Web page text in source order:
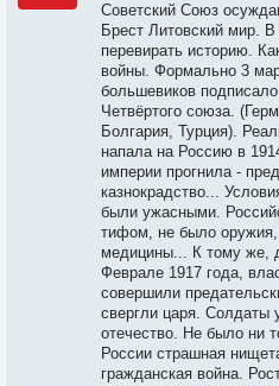
Советский Союз
Брест Литовский мир.
перевирать историю.
войны. Формально 3
большевиков
Четвёртого союза.
Болгария, Турция).
напала на Россию в
империи прогнила -
казнокрадство...
были ужасными.
тифом, не было
медицины... К тому же,
Феврале 1917 года,
совершили
свергли царя. Солдаты
отечество. Не было ни
России страшная
гражданская война.